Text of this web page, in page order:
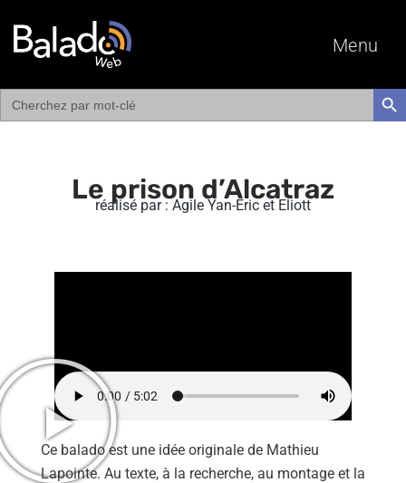
Menu
Search
for:
Le prison d’Alcatraz
réalisé par : Agile Yan-Eric et Eliott
Ce balado est une idée originale de Mathieu
Lapointe. Au texte, à la recherche, au montage et la